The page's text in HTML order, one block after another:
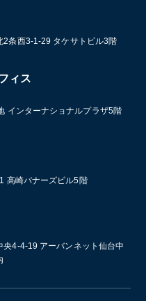
2条西3-1-29 タケサトビル3階
ィス
インターナショナルプラザ5階
高崎バナーズビル5階
央4-4-19 アーバンネット仙台中